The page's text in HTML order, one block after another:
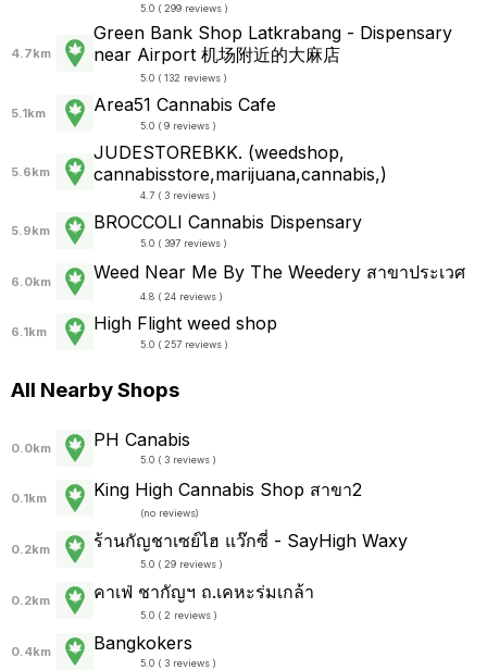
5.0 ( 299 reviews )
4.7km
Green Bank Shop Latkrabang - Dispensary
near Airport 机场附近的大麻店
5.0 ( 132 reviews )
5.1km Area51 Cannabis Cafe
5.0 ( 9 reviews )
5.6km
JUDESTOREBKK. (weedshop,
cannabisstore,marijuana,cannabis,)
4.7 ( 3 reviews )
5.9km BROCCOLI Cannabis Dispensary
5.0 ( 397 reviews )
6.0km Weed Near Me By The Weedery สาขาประเวศ
4.8 ( 24 reviews )
6.1km High Flight weed shop
5.0 ( 257 reviews )
All Nearby Shops
0.0km PH Canabis
5.0 ( 3 reviews )
0.1km King High Cannabis Shop สาขา2
(no reviews)
0.2km ร้านกัญชาเซย์ไฮ แว๊กซี่ - SayHigh Waxy
5.0 ( 29 reviews )
0.2km คาเฟ่ ชากัญฯ ถ.เคหะร่มเกล้า
5.0 ( 2 reviews )
0.4km Bangkokers
5.0 ( 3 reviews )